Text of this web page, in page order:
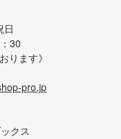
日
30
ります》
pro.jp
クス